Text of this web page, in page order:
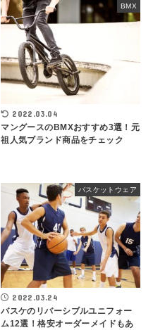
BMX
2022.03.04
マングースのBMXおすすめ3選！元
祖人気ブランド商品をチェック
バスケットウェア
2022.03.24
バスケのリバーシブルユニフォー
ム12選！格安オーダーメイドもあ